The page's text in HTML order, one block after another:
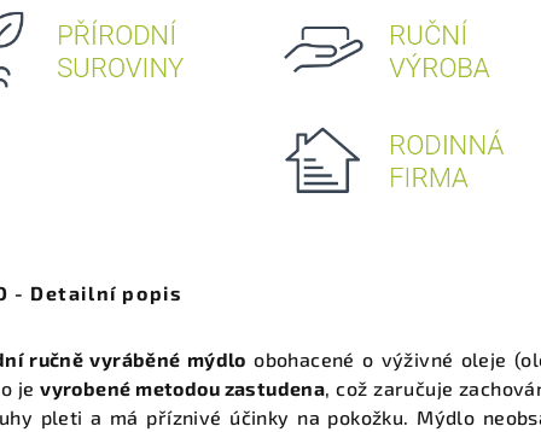
- Detailní popis
ručně vyráběné mýdlo obohacené o výživné oleje
jevyrobené metodou zastudena, což zaručuje
pleti a má příznivé účinky na pokožku. Mýdlo